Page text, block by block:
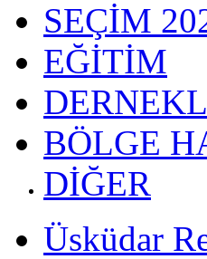
SEÇİM
EĞİTİM
BÖLGE
DİĞER
Üsküdar